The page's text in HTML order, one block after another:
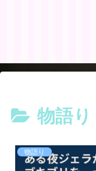
物語り
物語り